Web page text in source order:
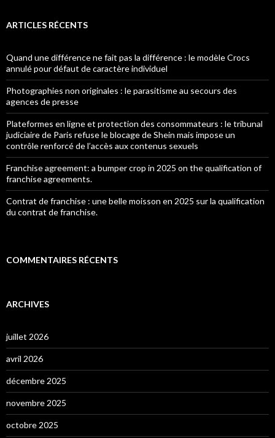
ARTICLES RÉCENTS
Quand une différence ne fait pas la différence : le modèle Crocs
annulé pour défaut de caractère individuel
Photographies non originales : le parasitisme au secours des
agences de presse
Plateformes en ligne et protection des consommateurs : le tribunal
judiciaire de Paris refuse le blocage de Shein mais impose un
contrôle renforcé de l’accès aux contenus sexuels
Franchise agreement: a bumper crop in 2025 on the qualification of
franchise agreements.
Contrat de franchise : une belle moisson en 2025 sur la qualification
du contrat de franchise.
COMMENTAIRES RÉCENTS
ARCHIVES
juillet 2026
avril 2026
décembre 2025
novembre 2025
octobre 2025